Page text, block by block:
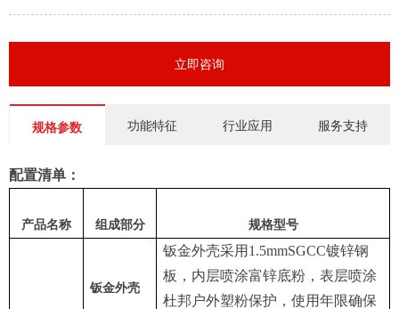
立即咨询
规格参数 功能特征 行业应用 服务支持
配置清单：
产品名称 组成部分 规格型号
钣金外壳
钣金外壳采用1.5mmSGCC镀锌钢
板，内层喷涂富锌底粉，表层喷涂
杜邦户外塑粉保护，使用年限确保